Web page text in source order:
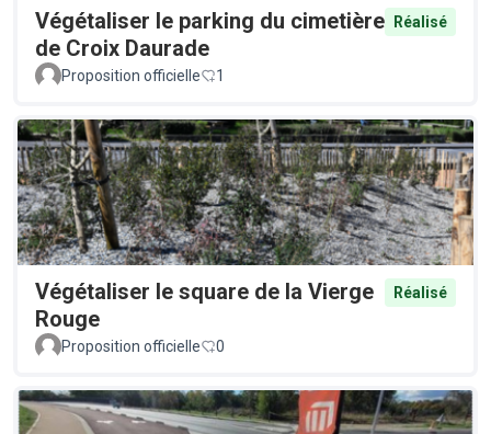
Végétaliser le parking du cimetière
de Croix Daurade
Réalisé
Proposition officielle 1
Végétaliser le square de la Vierge
Rouge
Réalisé
Proposition officielle 0